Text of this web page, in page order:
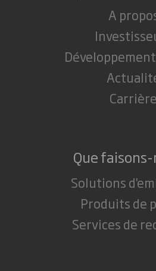
A
Carrière
Que faisons-
Solutions
Produits de
Services de